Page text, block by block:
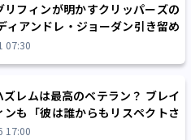
リフィンが明かすクリッパーズの
ィアンドレ・ジョーダン引き留め
前日には決まっていた」
07:30
ズレムは最高のベテラン？ ブレイ
ンも「彼は誰からもリスペクトさ
鼓判
17:00